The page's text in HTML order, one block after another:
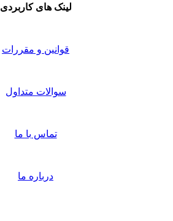
لینک های کاربردی
قوانین و مقررات
سوالات متداول
تماس با ما
درباره ما